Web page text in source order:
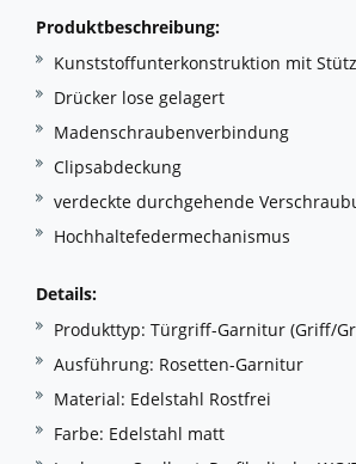
Produktbeschreibung:
Kunststoffunterkonstruktion mit
Drücker lose gelagert
Madenschraubenverbindung
Clipsabdeckung
verdeckte durchgehende
Hochhaltefedermechanismus
Details:
Produkttyp: Türgriff-Garnitur (Griff/
Ausführung: Rosetten-Garnitur
Material: Edelstahl Rostfrei
Farbe: Edelstahl matt